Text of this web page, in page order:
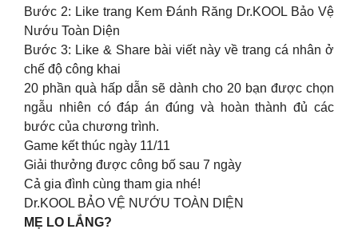
Bước 2: Like trang Kem Đánh Răng Dr.KOOL Bảo Vệ
Nướu Toàn Diện
Bước 3: Like & Share bài viết này về trang cá nhân ở
chế độ công khai
20 phần quà hấp dẫn sẽ dành cho 20 bạn được chọn
ngẫu nhiên có đáp án đúng và hoàn thành đủ các
bước của chương trình.
Game kết thúc ngày 11/11
Giải thưởng được công bố sau 7 ngày
Cả gia đình cùng tham gia nhé!
Dr.KOOL BẢO VỆ NƯỚU TOÀN DIỆN
MẸ LO LẮNG?